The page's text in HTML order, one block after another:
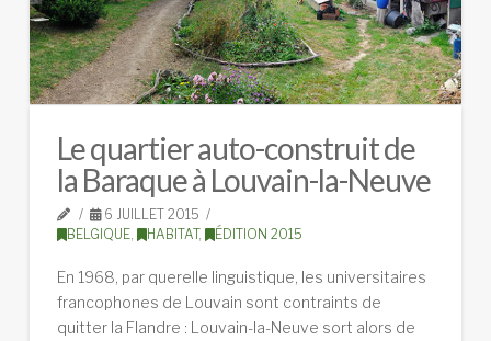
Le quartier auto-construit de
la Baraque à Louvain-la-Neuve
6 JUILLET 2015
BELGIQUE, HABITAT, ÉDITION 2015
En 1968, par querelle linguistique, les universitaires
francophones de Louvain sont contraints de
quitter la Flandre : Louvain-la-Neuve sort alors de